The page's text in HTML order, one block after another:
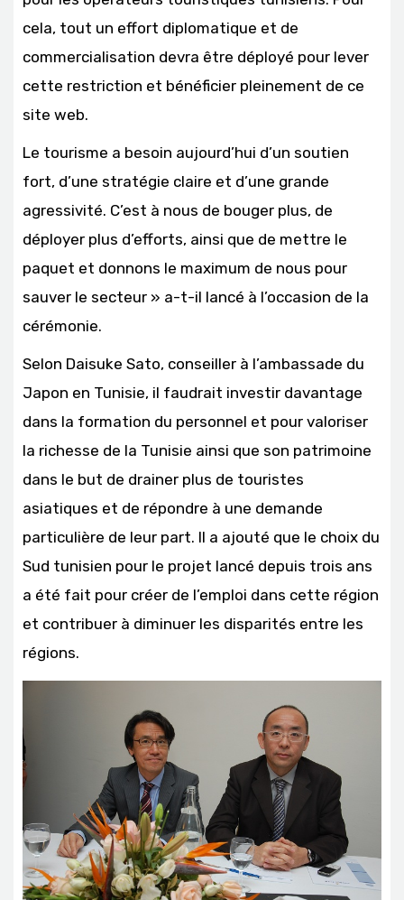
cela, tout un effort diplomatique et de
commercialisation devra être déployé pour lever
cette restriction et bénéficier pleinement de ce
site web.
Le tourisme a besoin aujourd’hui d’un soutien
fort, d’une stratégie claire et d’une grande
agressivité. C’est à nous de bouger plus, de
déployer plus d’efforts, ainsi que de mettre le
paquet et donnons le maximum de nous pour
sauver le secteur » a-t-il lancé à l’occasion de la
cérémonie.
Selon Daisuke Sato, conseiller à l’ambassade du
Japon en Tunisie, il faudrait investir davantage
dans la formation du personnel et pour valoriser
la richesse de la Tunisie ainsi que son patrimoine
dans le but de drainer plus de touristes
asiatiques et de répondre à une demande
particulière de leur part. Il a ajouté que le choix du
Sud tunisien pour le projet lancé depuis trois ans
a été fait pour créer de l’emploi dans cette région
et contribuer à diminuer les disparités entre les
régions.